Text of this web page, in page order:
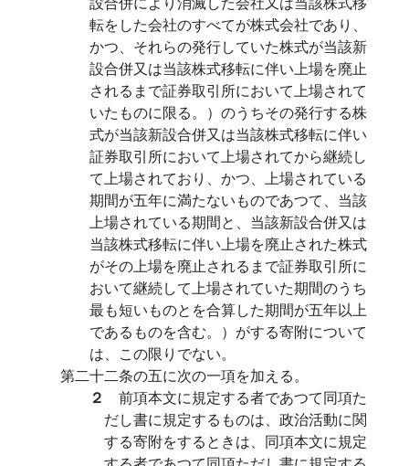
転をした会社のすべてが株式会社であり、
かつ、それらの発行していた株式が当該新
設合併又は当該株式移転に伴い上場を廃止
されるまで証券取引所において上場されて
いたものに限る。）のうちその発行する株
式が当該新設合併又は当該株式移転に伴い
証券取引所において上場されてから継続し
て上場されており、かつ、上場されている
期間が五年に満たないものであつて、当該
上場されている期間と、当該新設合併又は
当該株式移転に伴い上場を廃止された株式
がその上場を廃止されるまで証券取引所に
おいて継続して上場されていた期間のうち
最も短いものとを合算した期間が五年以上
であるものを含む。）がする寄附について
は、この限りでない。
第二十二条の五に次の一項を加える。
２ 前項本文に規定する者であつて同項た
だし書に規定するものは、政治活動に関
する寄附をするときは、同項本文に規定